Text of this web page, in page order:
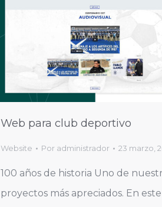
Web para club deportivo
Website Por administrador 23 marzo,
100 años de historia Uno de
proyectos más apreciados. En este